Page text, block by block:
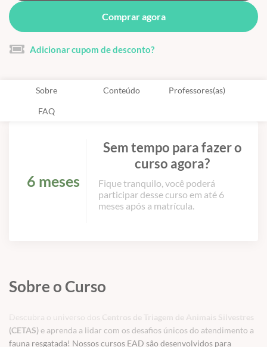
Comprar agora
Adicionar cupom de desconto?
Sobre Conteúdo Professores(as)
FAQ
6 meses
Sem tempo para fazer o
curso agora?
Fique tranquilo, você poderá
participar desse curso em até 6
meses após a matrícula.
Sobre o Curso
Descubra o universo dos Centros de Triagem de Animais Silvestres
(CETAS)e aprenda a lidar com os desafios únicos do atendimento a
fauna resgatada! Nossos cursos EAD são desenvolvidos para